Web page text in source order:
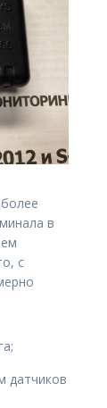
в
с
датчиков